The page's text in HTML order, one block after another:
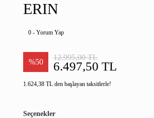
ERIN
0 - Yorum Yap
%50 6.497,50 TL
12.995,00 TL
1.624,38 TL den başlayan taksitlerle!
Seçenekler